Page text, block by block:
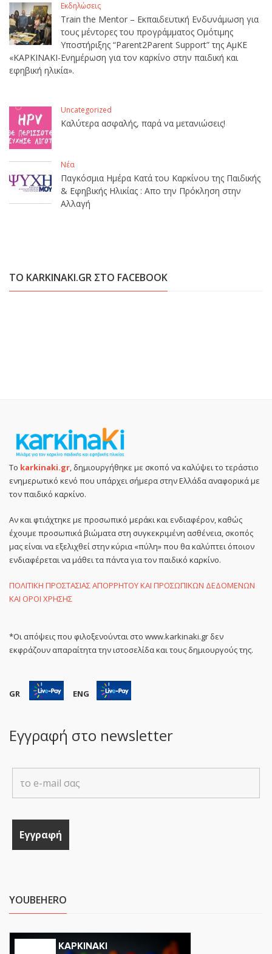
Εκδηλώσεις
Train the Mentor – Εκπαιδευτική Ενδυνάμωση για
τους μέντορες του προγράμματος Ομότιμης
Υποστήριξης “Parent2Parent Support” της ΑμΚΕ
«ΚΑΡΚΙΝΑΚΙ-Ενημέρωση για τον καρκίνο στην παιδική και
εφηβική ηλικία».
Uncategorized
Καλύτερα ασφαλής, παρά να μετανιώσεις!
Νέα
Παγκόσμια Ημέρα Κατά του Καρκίνου της Παιδικής
& Εφηβικής Ηλικίας : Απο την Πρόκληση στην
Αλλαγή
ΤΟ KARKINAKI.GR ΣΤΟ FACEBOOK
Το karkinaki.gr, δημιουργήθηκε με σκοπό να καλύψει το τεράστιο
ενημερωτικό κενό που υπάρχει σήμερα στην Ελλάδα αναφορικά με
τον παιδικό καρκίνο.
Αν και φτιάχτηκε με προσωπικό μεράκι και ενδιαφέρον, καθώς
έχουμε προσωπικά βιώματα στη συγκεκριμένη ασθένεια, σκοπός
μας είναι να εξελιχθεί στην κύρια «πύλη» που θα καλύπτει όποιον
ενδιαφέρεται να μάθει τα πάντα για τον παιδικό καρκίνο.
ΠΟΛΙΤΙΚΗ ΠΡΟΣΤΑΣΙΑΣ ΑΠΟΡΡΗΤΟΥ ΚΑΙ ΠΡΟΣΩΠΙΚΩΝ ΔΕΔΟΜΕΝΩΝ
ΚΑΙ ΟΡΟΙ ΧΡΗΣΗΣ
*Οι απόψεις που φιλοξενούνται στο www.karkinaki.gr δεν
εκφράζουν απαραίτητα την ιστοσελίδα και τους δημιουργούς της.
GR ENG
Εγγραφή στο newsletter
YOUBEHERO